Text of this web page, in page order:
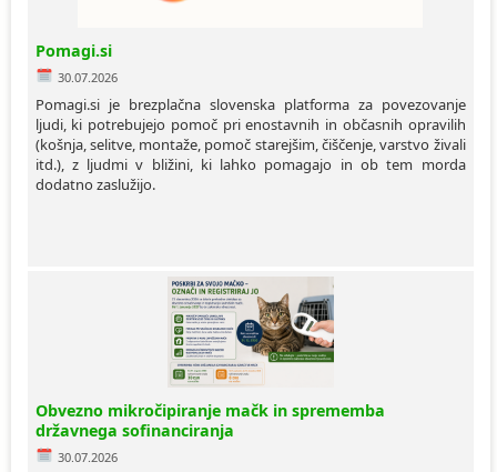
Pomagi.si
30.07.2026
Pomagi.si je brezplačna slovenska platforma za povezovanje
ljudi, ki potrebujejo pomoč pri enostavnih in občasnih opravilih
(košnja, selitve, montaže, pomoč starejšim, čiščenje, varstvo živali
itd.), z ljudmi v bližini, ki lahko pomagajo in ob tem morda
dodatno zaslužijo.
Obvezno mikročipiranje mačk in sprememba
državnega sofinanciranja
30.07.2026